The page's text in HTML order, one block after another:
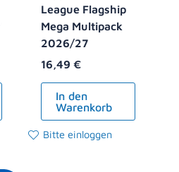
League Flagship
Mega Multipack
2026/27
16,49 €
In den
Warenkorb
Bitte einloggen